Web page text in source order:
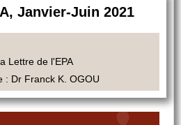
Janvier-Juin 2021
Lettre de l'EPA
: Dr Franck K. OGOU